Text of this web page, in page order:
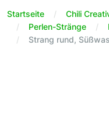
Startseite
Chili
Perlen-Stränge
Strang rund,